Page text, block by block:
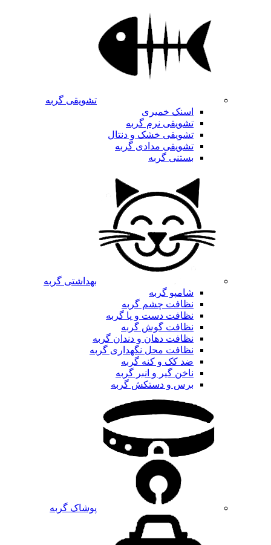
تشویقی گربه
اسنک خمیری
تشویقی نرم گربه
تشویقی خشک و دنتال
تشویقی مدادی گربه
بستنی گربه
بهداشتی گربه
شامپو گربه
نظافت چشم گربه
نظافت دست و پا گربه
نظافت گوش گربه
نظافت دهان و دندان گربه
نظافت محل نگهداری گربه
ضد کک و کنه گربه
ناخن گیر و انبر گربه
برس و دستکش گربه
پوشاک گربه